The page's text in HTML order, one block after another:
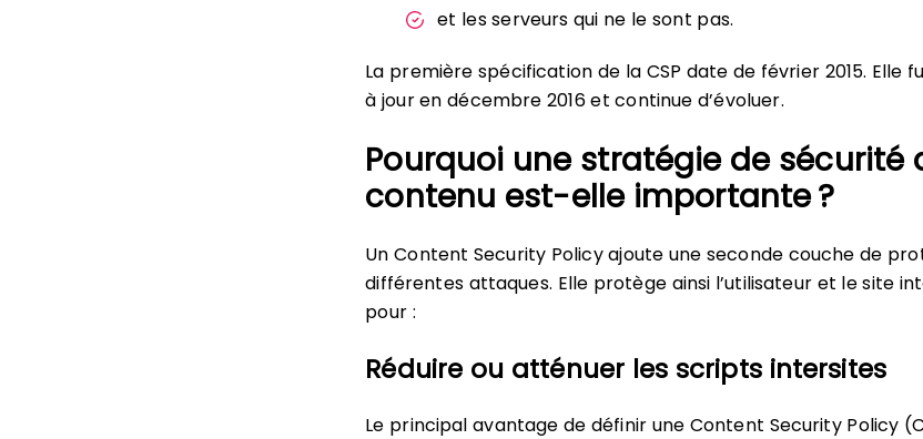
et les serveurs qui ne le sont pas.
La première spécification de la CSP date de février 2015. Elle
à jour en décembre 2016 et continue d’évoluer.
Pourquoi une stratégie de sécurité
contenu est-elle importante ?
Un Content Security Policy ajoute une seconde couche de
différentes attaques. Elle protège ainsi l’utilisateur et le site
pour :
Réduire ou atténuer les scripts intersites
Le principal avantage de définir une Content Security Policy